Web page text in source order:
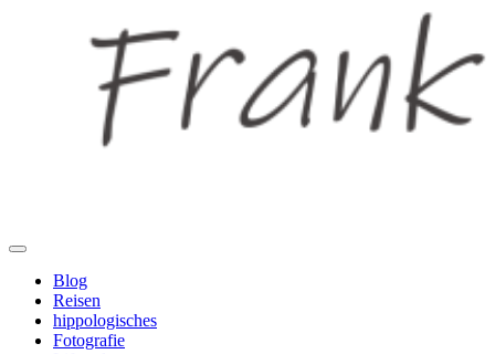
Blog
Reisen
hippologisches
Fotografie